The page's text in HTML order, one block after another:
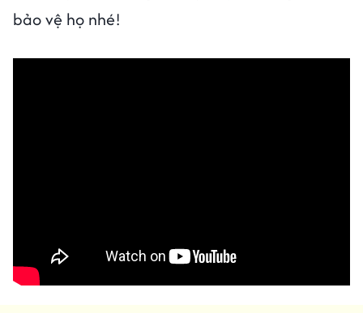
bảo vệ họ nhé!